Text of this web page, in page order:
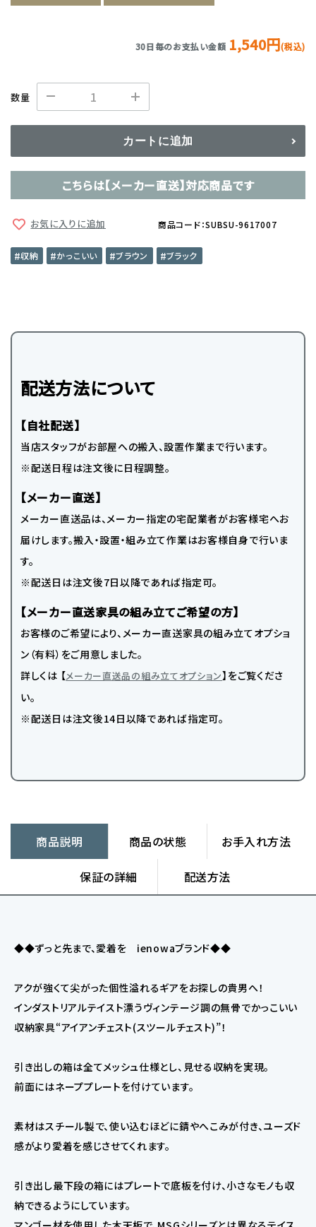
30日毎のお支払い金額 1,540円(税込)
数量
カートに追加
こちらは【メーカー直送】対応商品です
お気に入りに追加 商品コード：SUBSU-9617007
収納 かっこいい ブラウン ブラック
配送方法について
【自社配送】
当店スタッフがお部屋への搬入、設置作業まで行います。
※配送日程は注文後に日程調整。
【メーカー直送】
メーカー直送品は、メーカー指定の宅配業者がお客様宅へお
届けします。搬入・設置・組み立て作業はお客様自身で行いま
す。
※配送日は注文後7日以降であれば指定可。
【メーカー直送家具の組み立てご希望の方】
お客様のご希望により、メーカー直送家具の組み立てオプショ
ン（有料）をご用意しました。
詳しくは 【メーカー直送品の組み立てオプション】をご覧くださ
い。
※配送日は注文後14日以降であれば指定可。
商品説明 商品の状態 お手入れ方法
保証の詳細 配送方法
◆◆ずっと先まで、愛着を ienowaブランド◆◆
アクが強くて尖がった個性溢れるギアをお探しの貴男へ！
インダストリアルテイスト漂うヴィンテージ調の無骨でかっこいい
収納家具“アイアンチェスト(スツールチェスト)”！
引き出しの箱は全てメッシュ仕様とし、見せる収納を実現。
前面にはネーププレートを付けています。
素材はスチール製で、使い込むほどに錆やへこみが付き、ユーズド
感がより愛着を感じさせてくれます。
引き出し最下段の箱にはプレートで底板を付け、小さなモノも収
納できるようにしています。